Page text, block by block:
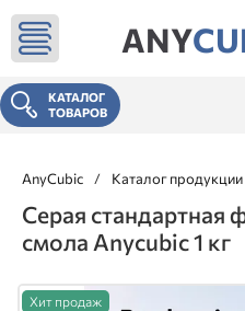
ANY
КАТАЛОГ
ТОВАРОВ
AnyCubic / Каталог продукции
Серая стандартная
смола Anycubic 1 кг
Хит продаж